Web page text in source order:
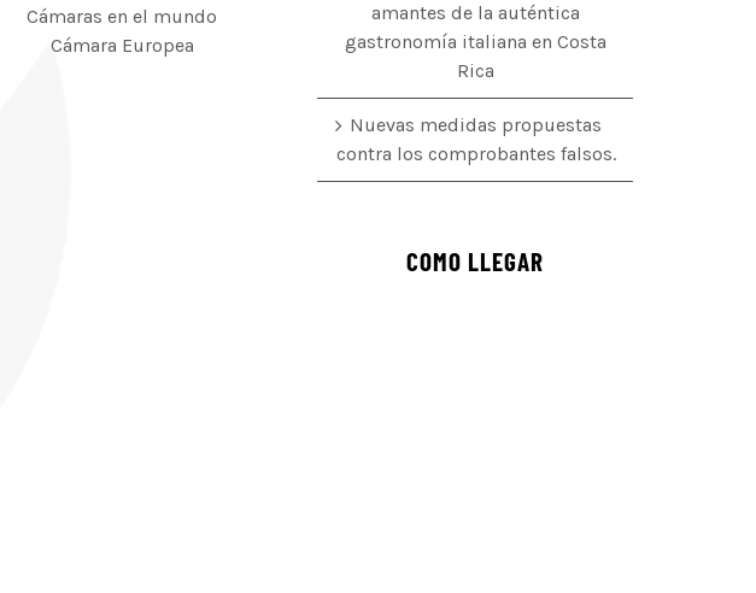
Cámaras en el mundo
Cámara Europea
amantes de la auténtica
gastronomía italiana en Costa
Rica
Nuevas medidas propuestas
contra los comprobantes falsos.
COMO LLEGAR